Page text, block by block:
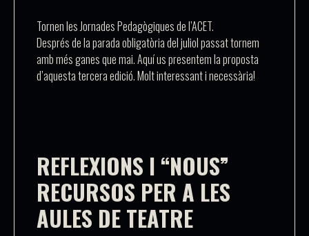
Tornen les Jornades Pedagògiques de l’ACET.
Després de la parada obligatòria del juliol passat tornem
amb més ganes que mai. Aquí us presentem la proposta
d’aquesta tercera edició. Molt interessant i necessària!
REFLEXIONS I “NOUS”
RECURSOS PER A LES
AULES DE TEATRE